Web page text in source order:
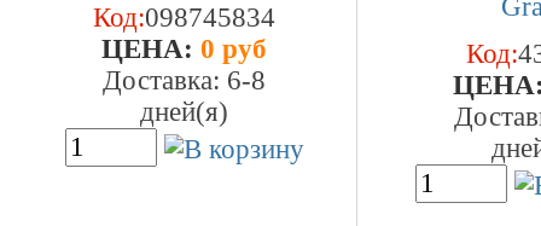
Код:098745834
ЦEHA: 0 руб
Доставка: 6-8
дней(я)
Код: